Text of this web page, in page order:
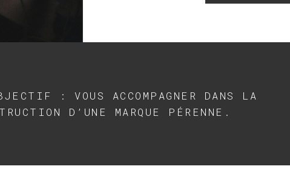
: VOUS ACCOMPAGNER DANS LA
D’UNE MARQUE PÉRENNE.